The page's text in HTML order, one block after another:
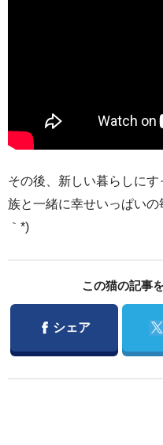
その後、新しい暮らしに
族と一緒に幸せいっぱい
｀*)
この猫の記事
Facebook
シェア